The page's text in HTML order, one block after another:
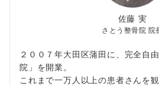
佐藤 実
さとう整骨院 院
２００７年大田区蒲田に、完全自
院」を開業。
これまで一万人以上の患者さんを